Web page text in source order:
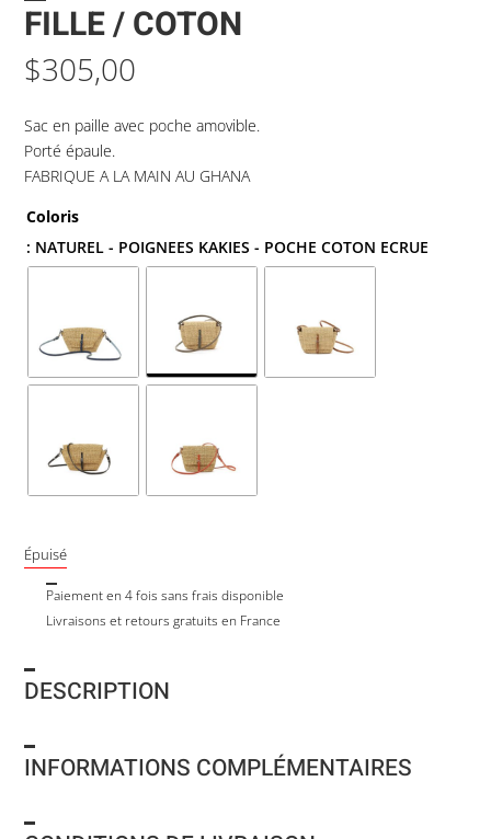
FILLE / COTON
$305,00
Sac en paille avec poche amovible.
Porté épaule.
FABRIQUE A LA MAIN AU GHANA
Coloris
: NATUREL - POIGNEES KAKIES - POCHE COTON ECRUE
Épuisé
Paiement en 4 fois sans frais disponible
Livraisons et retours gratuits en France
DESCRIPTION
INFORMATIONS COMPLÉMENTAIRES